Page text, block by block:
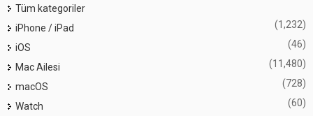
Tüm kategoriler
iPhone / iPad
(1,232)
iOS (46)
Mac Ailesi (11,480)
macOS (728)
Watch (60)